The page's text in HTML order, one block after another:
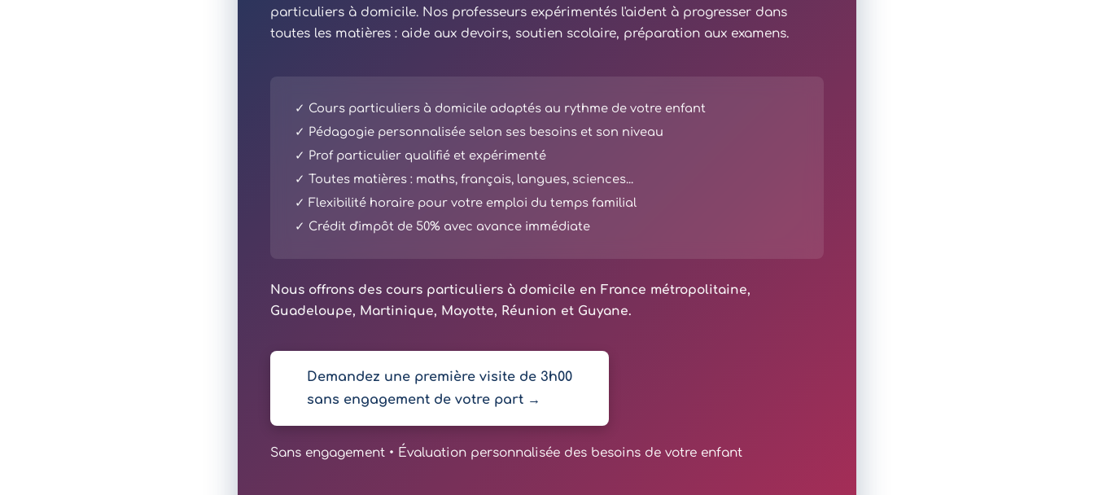
particuliers à domicile. Nos professeurs expérimentés l'aident à progresser dans
toutes les matières : aide aux devoirs, soutien scolaire, préparation aux examens.
✓ Cours particuliers à domicile adaptés au rythme de votre enfant
✓ Pédagogie personnalisée selon ses besoins et son niveau
✓ Prof particulier qualifié et expérimenté
✓ Toutes matières : maths, français, langues, sciences...
✓ Flexibilité horaire pour votre emploi du temps familial
✓ Crédit d'impôt de 50% avec avance immédiate
Nous offrons des cours particuliers à domicile en France métropolitaine,
Guadeloupe, Martinique, Mayotte, Réunion et Guyane.
Demandez une première visite de 3h00
sans engagement de votre part →
Sans engagement • Évaluation personnalisée des besoins de votre enfant